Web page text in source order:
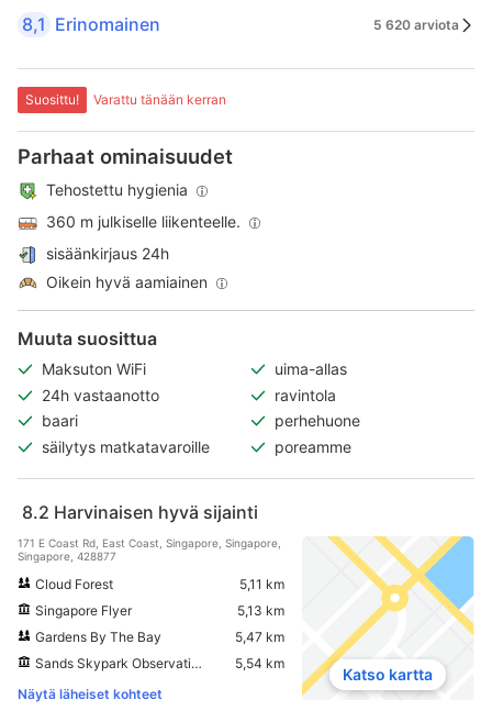
8,1 Erinomainen 5 620 arviota
Suosittu! Varattu tänään kerran
Parhaat ominaisuudet
Tehostettu hygienia
360 m julkiselle liikenteelle.
sisäänkirjaus 24h
Oikein hyvä aamiainen
Muuta suosittua
Maksuton WiFi
uima-allas
24h vastaanotto
ravintola
baari
perhehuone
säilytys matkatavaroille
poreamme
8.2 Harvinaisen hyvä sijainti
171 E Coast Rd, East Coast, Singapore, Singapore,
Singapore, 428877
Cloud Forest
5,11 km
Singapore Flyer
5,13 km
Gardens By The Bay
5,47 km
Sands Skypark Observation Deck
5,54 km
Näytä läheiset kohteet
Katso kartta